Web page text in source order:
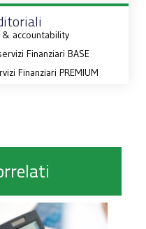
accountability
Finanziari BASE
Finanziari PREMIUM